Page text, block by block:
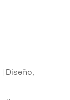
Diseño,